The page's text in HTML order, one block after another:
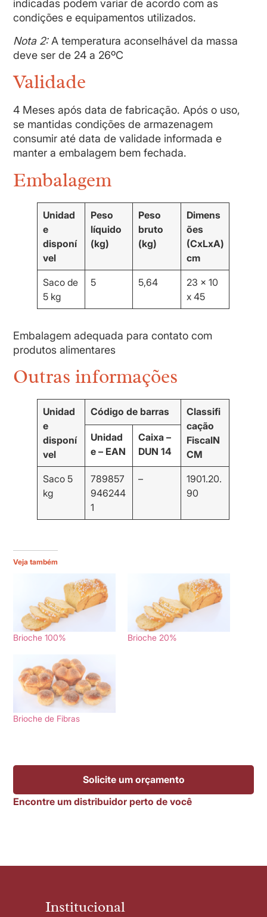
indicadas podem variar de acordo com as
condições e equipamentos utilizados.
Nota 2:A temperatura aconselhável da massa
deve ser de 24 a 26ºC
Validade
4 Meses após data de fabricação. Após o uso,
se mantidas condições de armazenagem
consumir até data de validade informada e
manter a embalagem bem fechada.
Embalagem
Unidad
e
disponí
vel
Peso
líquido
(kg)
Peso
bruto
(kg)
Dimens
ões
(CxLxA)
cm
Saco de
5 kg
5 5,64
23 x 10
x 45
Embalagem adequada para contato com
produtos alimentares
Outras informações
Unidad
e
disponí
vel
Código de barras
Classifi
cação
FiscalN
CM
Unidad
e – EAN
Caixa –
DUN 14
Saco 5
kg
789857
946244
1
–
1901.20.
90
Veja também
Brioche 100% Brioche 20%
Brioche de Fibras
Solicite um orçamento
Encontre um distribuidor perto de você
Institucional